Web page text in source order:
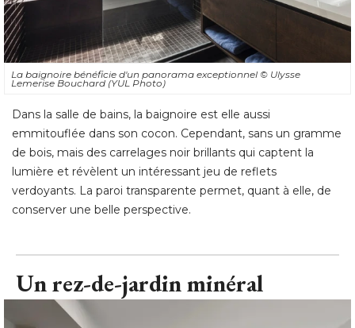
La baignoire bénéficie d'un panorama exceptionnel © Ulysse
Lemerise Bouchard (YUL Photo)
Dans la salle de bains, la baignoire est elle aussi
emmitouflée dans son cocon. Cependant, sans un gramme
de bois, mais des carrelages noir brillants qui captent la
lumière et révèlent un intéressant jeu de reflets
verdoyants. La paroi transparente permet, quant à elle, de
conserver une belle perspective.
Un rez-de-jardin minéral